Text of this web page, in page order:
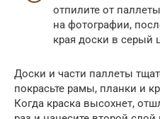
отпилите от
на фотографии,
края доски в серый
Доски и части паллеты
покрасьте рамы, планки и
Когда краска высохнет,